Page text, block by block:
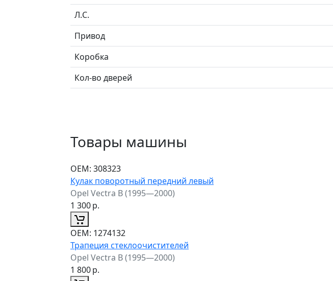
Л.C.
Привод
Коробка
Кол-во дверей
Товары машины
ОЕМ: 308323
Кулак поворотный передний левый
Opel Vectra B (1995—2000)
1 300р.
ОЕМ: 1274132
Трапеция стеклоочистителей
Opel Vectra B (1995—2000)
1 800р.